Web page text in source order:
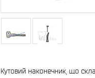
Кутовий наконечник, що